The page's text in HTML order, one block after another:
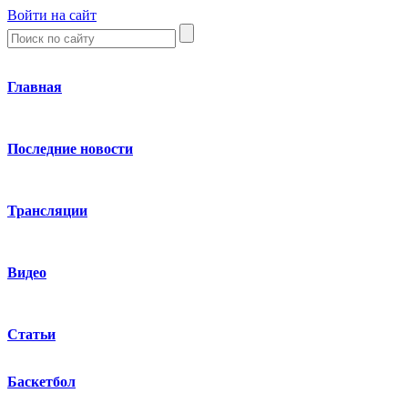
Войти на сайт
Главная
Последние новости
Трансляции
Видео
Статьи
Баскетбол